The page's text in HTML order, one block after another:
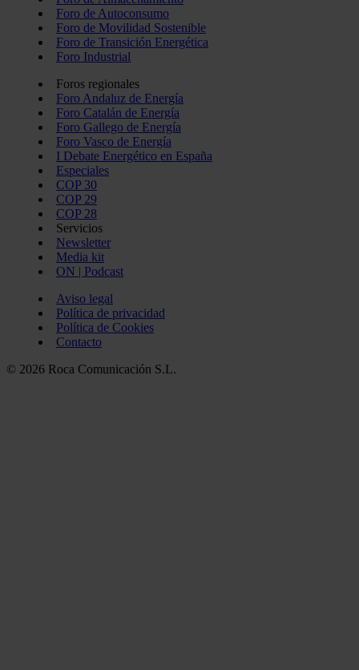
Foro de Autoconsumo
Foro de Movilidad Sostenible
Foro de Transición Energética
Foro Industrial
Foros regionales
Foro Andaluz de Energía
Foro Catalán de Energía
Foro Gallego de Energía
Foro Vasco de Energía
I Debate Energético en España
Especiales
COP 30
COP 29
COP 28
Servicios
Newsletter
Media kit
ON | Podcast
Aviso legal
Política de privacidad
Política de Cookies
Contacto
© 2026 Roca Comunicación S.L.